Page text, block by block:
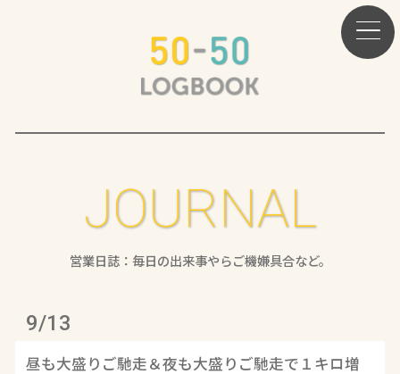
JOURNAL
営業日誌：毎日の出来事やらご機嫌具合など。
9/13
昼も大盛りご馳走＆夜も大盛りご馳走で１キロ増